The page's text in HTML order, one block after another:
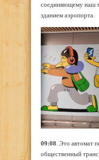
соединяющему наш
зданием аэропорта.
09:08 . Это автомат
общественный